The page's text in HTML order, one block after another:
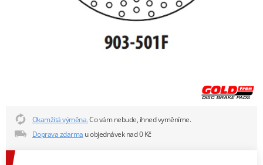
Okamžitá výměna.Co vám nebude, ihned vyměníme.
Doprava zdarma u objednávek nad 0 Kč